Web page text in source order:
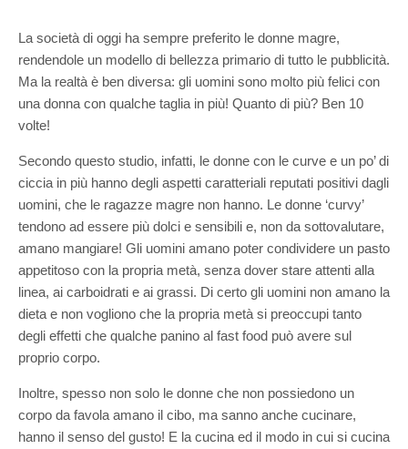
La società di oggi ha sempre preferito le donne magre,
rendendole un modello di bellezza primario di tutto le pubblicità.
Ma la realtà è ben diversa: gli uomini sono molto più felici con
una donna con qualche taglia in più! Quanto di più? Ben 10
volte!
Secondo questo studio, infatti, le donne con le curve e un po’ di
ciccia in più hanno degli aspetti caratteriali reputati positivi dagli
uomini, che le ragazze magre non hanno. Le donne ‘curvy’
tendono ad essere più dolci e sensibili e, non da sottovalutare,
amano mangiare! Gli uomini amano poter condividere un pasto
appetitoso con la propria metà, senza dover stare attenti alla
linea, ai carboidrati e ai grassi. Di certo gli uomini non amano la
dieta e non vogliono che la propria metà si preoccupi tanto
degli effetti che qualche panino al fast food può avere sul
proprio corpo.
Inoltre, spesso non solo le donne che non possiedono un
corpo da favola amano il cibo, ma sanno anche cucinare,
hanno il senso del gusto! E la cucina ed il modo in cui si cucina